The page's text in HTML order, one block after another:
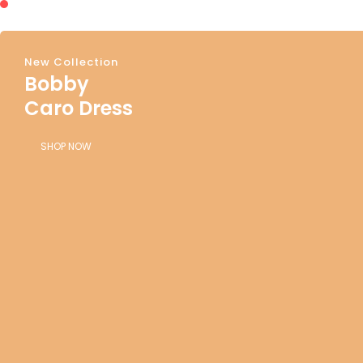
New Collection
Bobby
Caro Dress
SHOP NOW